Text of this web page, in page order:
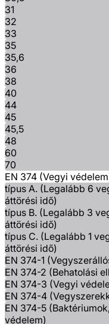
31
32
33
35
35,6
36
38
40
44
45
45,5
48
60
70
EN 374 (Vegyi
típus A. (Legalább 6
áttörési idő)
típus B. (Legalább 3
áttörési idő)
típus C. (Legalább 1
áttörési idő)
EN 374-1
EN 374-2 (Behatolási
EN 374-3 (Vegyi
EN 374-4
EN 374-5
védelem)